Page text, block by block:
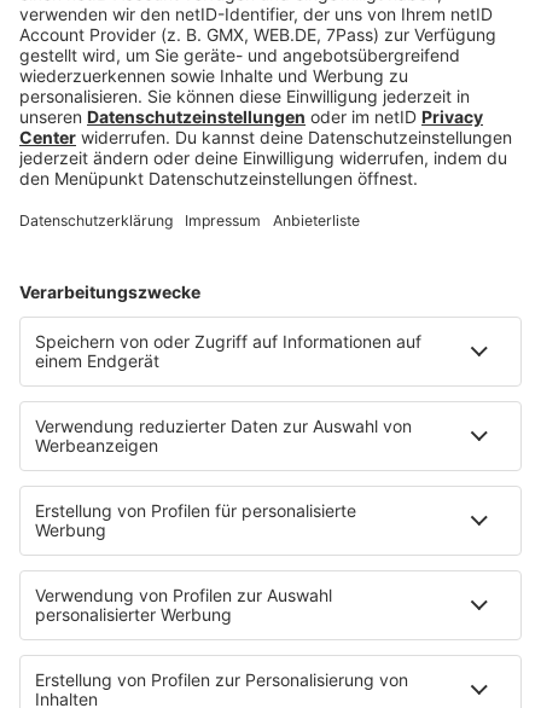
Sei immer up to date mit unserem
Newsletter und erfahre als Erster von neuen
Aktionen und Gewinnspielen.
MEHR LESEN
HOME
INFOS
Kontakt
Jobs & Praktika
Pressekontakt
Presse & Downloads
Wetter
EMPFANG
Übersicht
bigFM App
radioplayer.de